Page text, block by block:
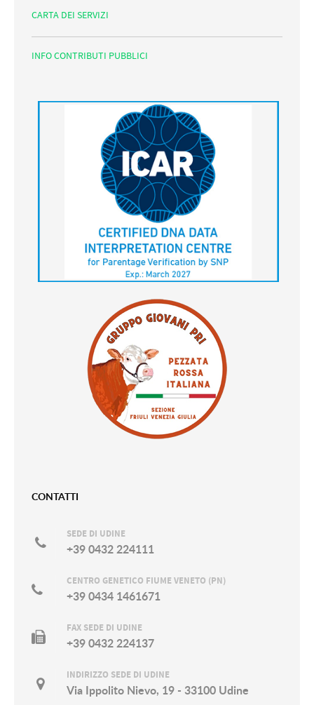
CARTA DEI SERVIZI
INFO CONTRIBUTI PUBBLICI
CONTATTI
SEDE DI UDINE
+39 0432 224111
CENTRO GENETICO FIUME VENETO (PN)
+39 0434 1461671
FAX SEDE DI UDINE
+39 0432 224137
INDIRIZZO SEDE DI UDINE
Via Ippolito Nievo, 19 - 33100 Udine